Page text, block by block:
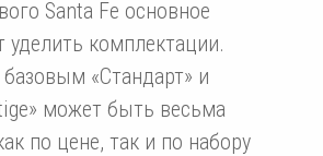
Santa Fe основное
уделить комплектации.
«Стандарт» и
может быть весьма
по цене, так и по набору